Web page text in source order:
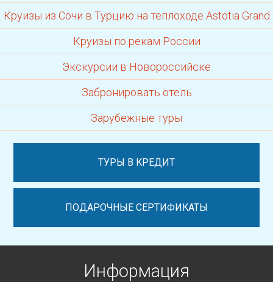
Круизы из Сочи в Турцию на теплоходе Astotia Grand
Круизы по рекам России
Экскурсии в Новороссийске
Забронировать отель
Зарубежные туры
ТУРЫ В КРЕДИТ
ПОДАРОЧНЫЕ СЕРТИФИКАТЫ
Информация